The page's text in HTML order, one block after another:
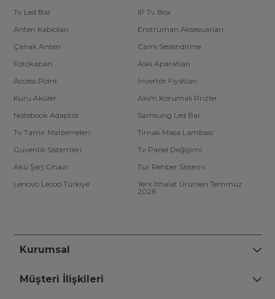
Tv Led Bar
IP Tv Box
Anten Kabloları
Enstrüman Aksesuarları
Çanak Anten
Cami Seslendirme
Fotokapan
Askı Aparatları
Access Point
İnvertör Fiyatları
Kuru Aküler
Akım Korumalı Prizler
Notebook Adaptör
Samsung Led Bar
Tv Tamir Malzemeleri
Tırnak Masa Lambası
Güvenlik Sistemleri
Tv Panel Değişimi
Akü Şarj Cihazı
Tur Rehber Sistemi
Lenovo Lecoo Türkiye
Yeni İthalat Ürünleri Temmuz
2026
Kurumsal
Müşteri İlişkileri